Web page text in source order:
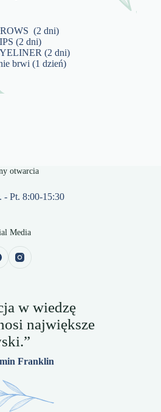
(2 dni)
(2 dni)
(2 dni)
brwi (1 dzień)
otwarcia
- Pt. 8:00-15:30
Media
w wiedzę
największe
Franklin